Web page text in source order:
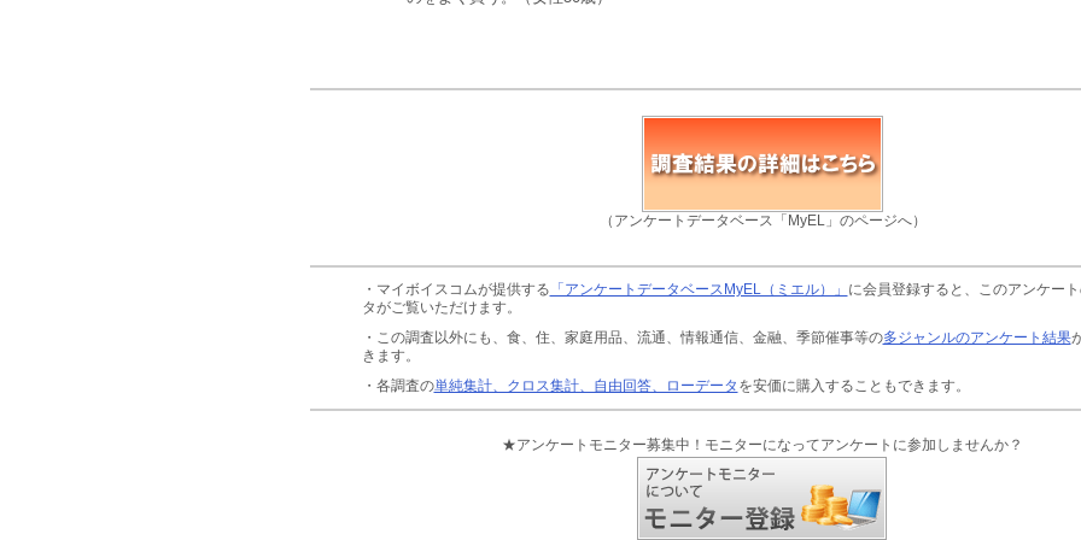
（アンケートデータベース「MyEL」のページへ）
・マイボイスコムが提供する 「アンケートデータベースMyEL（ミエル）」 に会員登録すると、このアンケー
タがご覧いただけます。
・この調査以外にも、食、住、家庭用品、流通、情報通信、金融、季節催事等の多ジャンルのアンケート結果
きます。
・各調査の単純集計、クロス集計、自由回答、ローデータ を安価に購入することもできます。
★アンケートモニター募集中！モニターになってアンケートに参加しませんか？